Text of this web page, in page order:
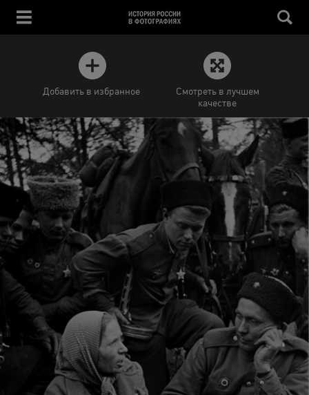
Добавить в избранное
Смотреть в лучшем
качестве